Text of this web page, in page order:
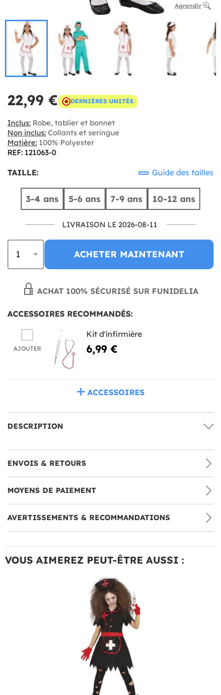
Agrandir
22,99 € DERNIÈRES UNITÉS
Inclus: Robe, tablier et bonnet
Non inclus: Collants et seringue
Matière: 100% Polyester
REF: 121063-0
TAILLE: Guide des tailles
3-4 ans 5-6 ans 7-9 ans 10-12 ans
LIVRAISON LE 2026-08-11
ACHETER MAINTENANT
ACHAT 100% SÉCURISÉ SUR FUNIDELIA
ACCESSOIRES RECOMMANDÉS:
AJOUTER
Kit d'infirmière
6,99 €
ACCESSOIRES
DESCRIPTION
ENVOIS & RETOURS
MOYENS DE PAIEMENT
AVERTISSEMENTS & RECOMMANDATIONS
VOUS AIMEREZ PEUT-ÊTRE AUSSI :